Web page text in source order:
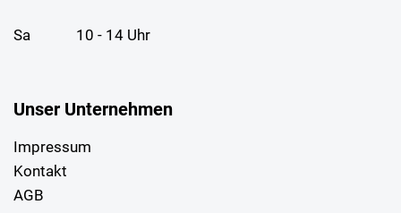
Sa 10 - 14 Uhr
Unser Unternehmen
Impressum
Kontakt
AGB